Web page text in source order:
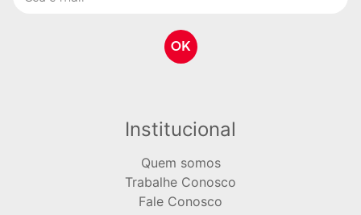
OK
Institucional
Quem somos
Trabalhe Conosco
Fale Conosco